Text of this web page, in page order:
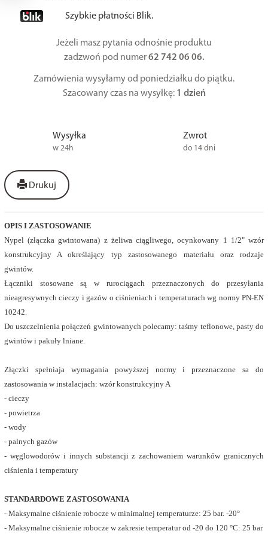
Szybkie płatności Blik.
Jeżeli masz pytania odnośnie produktu
zadzwoń pod numer62 742 06 06.
Zamówienia wysyłamy od poniedziałku do piątku.
Szacowany czas na wysyłkę: 1 dzień
Wysyłka
w 24h
Zwrot
do 14 dni
Drukuj
OPIS I ZASTOSOWANIE
Nypel (złączka gwintowana) z żeliwa ciągliwego, ocynkowany 1 1/2" wzór
konstrukcyjny A określający typ zastosowanego materiału oraz rodzaje
gwintów.
Łączniki stosowane są w rurociągach przeznaczonych do przesyłania
nieagresywnych cieczy i gazów o ciśnieniach i temperaturach wg normy PN-EN
10242.
Do uszczelnienia połączeń gwintowanych polecamy: taśmy teflonowe, pasty do
gwintów i pakuły lniane.
Złączki spełniaja wymagania powyższej normy i przeznaczone sa do
zastosowania w instalacjach: wzór konstrukcyjny A
- cieczy
- powietrza
- wody
- palnych gazów
- węglowodorów i innych substancji z zachowaniem warunków granicznych
ciśnienia i temperatury
STANDARDOWE ZASTOSOWANIA
- Maksymalne ciśnienie robocze w minimalnej temperaturze: 25 bar. -20°
- Maksymalne ciśnienie robocze w zakresie temperatur od -20 do 120 °C: 25 bar